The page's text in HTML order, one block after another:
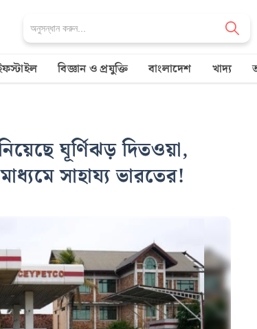
বিজ্ঞান ও প্রযুক্তি বাংলাদেশ খাদ্য
ঘূর্ণিঝড় দিতওয়া,
সাহায্য ভারতের!